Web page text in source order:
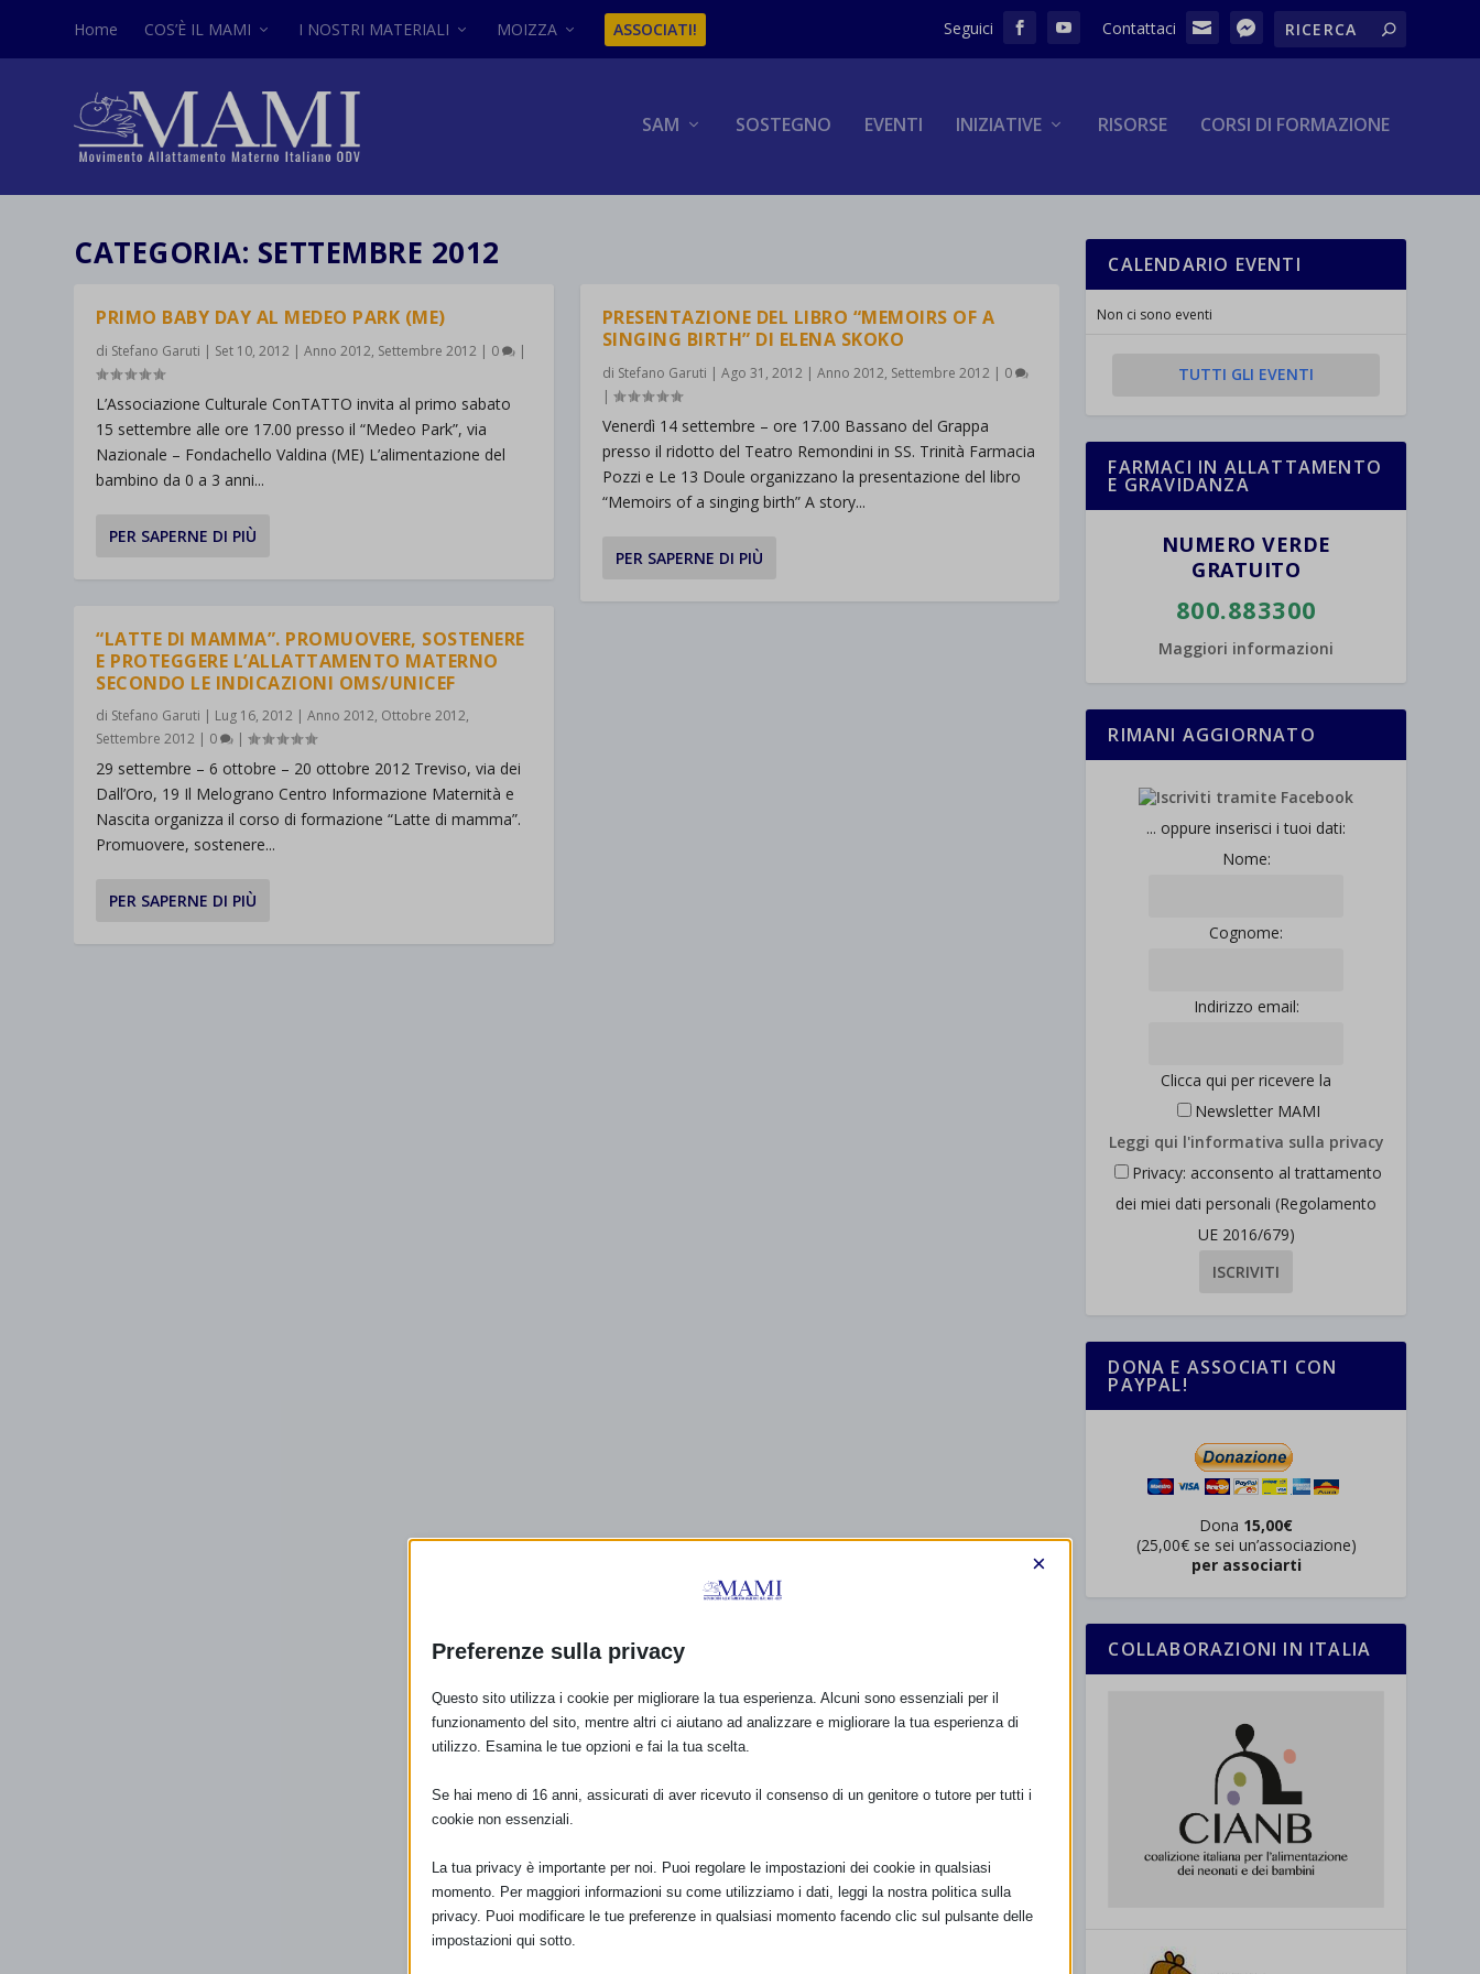
Home COS’È IL MAMI I NOSTRI MATERIALI MOIZZA ASSOCIATI!
SAM SOSTEGNO EVENTI INIZIATIVE RISORSE CORSI DI FORMAZIONE
CATEGORIA: SETTEMBRE 2012
PRIMO BABY DAY AL MEDEO PARK (ME)
di Stefano Garuti | Set 10, 2012 |Anno 2012, Settembre 2012 | 0 |
L’Associazione Culturale ConTATTO invita al primo sabato
15 settembre alle ore 17.00 presso il “Medeo Park”, via
Nazionale – Fondachello Valdina (ME) L’alimentazione del
bambino da 0 a 3 anni...
PER SAPERNE DI PIÙ
“LATTE DI MAMMA”. PROMUOVERE, SOSTENERE
E PROTEGGERE L’ALLATTAMENTO MATERNO
SECONDO LE INDICAZIONI OMS/UNICEF
di Stefano Garuti | Lug 16, 2012 |Anno 2012, Ottobre 2012,
Settembre 2012 | 0 |
29 settembre – 6 ottobre – 20 ottobre 2012 Treviso, via dei
Dall’Oro, 19 Il Melograno Centro Informazione Maternità e
Nascita organizza il corso di formazione “Latte di mamma”.
Promuovere, sostenere...
PER SAPERNE DI PIÙ
PRESENTAZIONE DEL LIBRO “MEMOIRS OF A
SINGING BIRTH” DI ELENA SKOKO
di Stefano Garuti | Ago 31, 2012 | Anno 2012, Settembre 2012 | 0
|
Venerdì 14 settembre – ore 17.00 Bassano del Grappa
presso il ridotto del Teatro Remondini in SS. Trinità Farmacia
Pozzi e Le 13 Doule organizzano la presentazione del libro
“Memoirs of a singing birth” A story...
PER SAPERNE DI PIÙ
CALENDARIO EVENTI
Non ci sono eventi
TUTTI GLI EVENTI
FARMACI IN ALLATTAMENTO
E GRAVIDANZA
NUMERO VERDE
GRATUITO
800.883300
Maggiori informazioni
RIMANI AGGIORNATO
... oppure inserisci i tuoi dati:
Nome:
Cognome:
Indirizzo email:
Clicca qui per ricevere la
Newsletter MAMI
Leggi qui l'informativa sulla privacy
Privacy: acconsento al trattamento
dei miei dati personali (Regolamento
UE 2016/679)
DONA E ASSOCIATI CON
PAYPAL!
Dona 15,00€
(25,00€ se sei un’associazione)
per associarti
COLLABORAZIONI IN ITALIA
Preferenze sulla privacy
×
Questo sito utilizza i cookie per migliorare la tua esperienza. Alcuni sono essenziali per il
funzionamento del sito, mentre altri ci aiutano ad analizzare e migliorare la tua esperienza di
utilizzo. Esamina le tue opzioni e fai la tua scelta.
Se hai meno di 16 anni, assicurati di aver ricevuto il consenso di un genitore o tutore per tutti i
cookie non essenziali.
La tua privacy è importante per noi. Puoi regolare le impostazioni dei cookie in qualsiasi
momento. Per maggiori informazioni su come utilizziamo i dati, leggi la nostra politica sulla
privacy. Puoi modificare le tue preferenze in qualsiasi momento facendo clic sul pulsante delle
impostazioni qui sotto.